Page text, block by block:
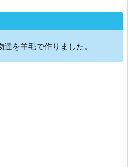
を羊毛で作りました。